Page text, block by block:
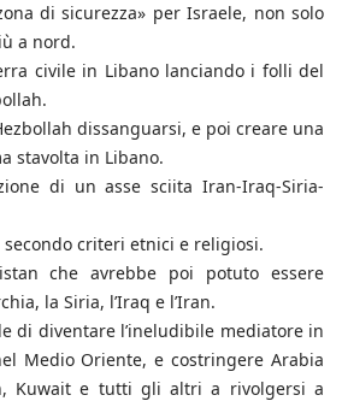
di sicurezza» per Israele, non solo
a nord.
civile in Libano lanciando i folli del
dissanguarsi, e poi creare una
stavolta in Libano.
di un asse sciita Iran-Iraq-Siria-
criteri etnici e religiosi.
che avrebbe poi potuto essere
la Siria, l’Iraq e l’Iran.
di diventare l’ineludibile mediatore in
Medio Oriente, e costringere Arabia
Kuwait e tutti gli altri a rivolgersi a